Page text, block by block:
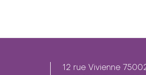
12 rue Vivienne